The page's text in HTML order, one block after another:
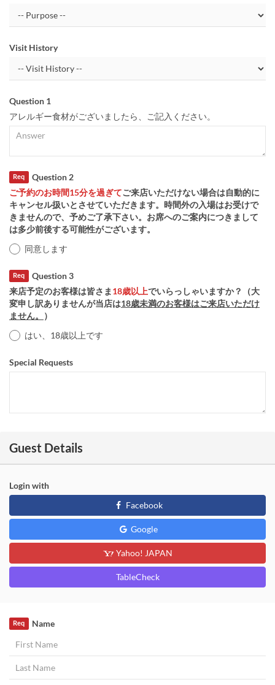
Visit History
Question 1
アレルギー食材がございましたら、ご記入ください。
Question 2
Req
ご予約のお時間15分を過ぎてご来店いただけない場合は自動的に
キャンセル扱いとさせていただきます。時間外の入場はお受けで
きませんので、予めご了承下さい。お席へのご案内につきまして
は多少前後する可能性がございます。
同意します
Question 3
Req
来店予定のお客様は皆さま 18歳以上でいらっしゃいますか？（大
変申し訳ありませんが当店は18歳未満のお客様はご来店いただけ
ません。
）
はい、18歳以上です
Special Requests
Guest Details
Login with
Facebook
Google
Yahoo! JAPAN
TableCheck
Name
Req